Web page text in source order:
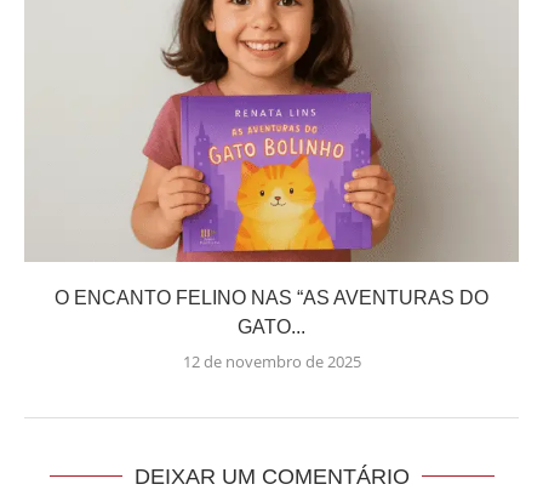
O ENCANTO FELINO NAS “AS AVENTURAS DO
GATO...
12 de novembro de 2025
DEIXAR UM COMENTÁRIO